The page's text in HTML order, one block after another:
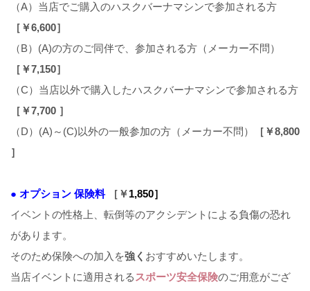
（A）当店でご購入のハスクバーナマシンで参加される方
［￥6,600］
（B）(A)の方のご同伴で、参加される方（メーカー不問）
［￥7,150］
（C）当店以外で購入したハスクバーナマシンで参加される方
［ ￥7,700 ］
（D）(A)～(C)以外の一般参加の方（メーカー不問）
［ ￥8,800
］
● オプション 保険料 ［￥1,850］
イベントの性格上、転倒等のアクシデントによる負傷の恐れ
があります。
そのため保険への加入を強く おすすめいたします。
当店イベントに適用される スポーツ安全保険のご用意がござ